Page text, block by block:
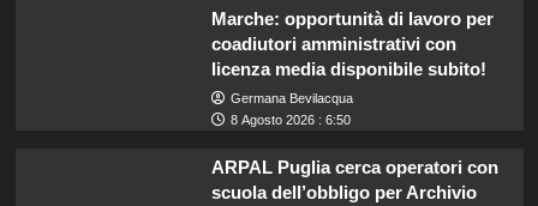
Marche: opportunità di lavoro per
coadiutori amministrativi con
licenza media disponibile subito!
Germana Bevilacqua
8 Agosto 2026 : 6:50
ARPAL Puglia cerca operatori con
scuola dell’obbligo per Archivio